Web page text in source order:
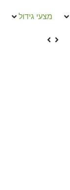
מצעי גידול